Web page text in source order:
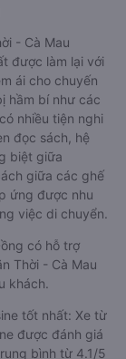
- Cà Mau
được làm lại với
ái cho chuyến
hầm bí như các
nhiều tiện nghi
đọc sách, hệ
biệt giữa
giữa các ghế
ứng được nhu
việc di chuyển.
có hỗ trợ
Thời - Cà Mau
khách.
tốt nhất: Xe từ
được đánh giá
bình từ 4.1/5